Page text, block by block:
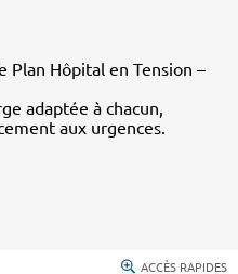
Plan Hôpital en Tension –
adaptée à chacun,
aux urgences.
ACCÈS RAPIDES